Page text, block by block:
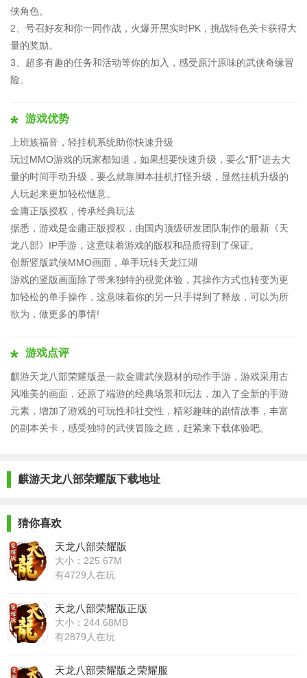
侠角色。
2、号召好友和你一同作战，火爆开黑实时PK，挑战特色关卡获得大
量的奖励。
3、超多有趣的任务和活动等你的加入，感受原汁原味的武侠奇缘冒
险。
游戏优势
上班族福音，轻挂机系统助你快速升级
玩过MMO游戏的玩家都知道，如果想要快速升级，要么“肝”进去大
量的时间手动升级，要么就靠脚本挂机打怪升级，显然挂机升级的
人玩起来更加轻松惬意。
金庸正版授权，传承经典玩法
据悉，游戏是金庸正版授权，由国内顶级研发团队制作的最新《天
龙八部》IP手游，这意味着游戏的版权和品质得到了保证。
创新竖版武侠MMO画面，单手玩转天龙江湖
游戏的竖版画面除了带来独特的视觉体验，其操作方式也转变为更
加轻松的单手操作，这意味着你的另一只手得到了释放，可以为所
欲为，做更多的事情!
游戏点评
麒游天龙八部荣耀版是一款金庸武侠题材的动作手游，游戏采用古
风唯美的画面，还原了端游的经典场景和玩法，加入了全新的手游
元素，增加了游戏的可玩性和社交性，精彩趣味的剧情故事，丰富
的副本关卡，感受独特的武侠冒险之旅，赶紧来下载体验吧。
麒游天龙八部荣耀版下载地址
猜你喜欢
天龙八部荣耀版
大小：225.67M
有4729人在玩
天龙八部荣耀版正版
大小：244.68MB
有2879人在玩
天龙八部荣耀版之荣耀服